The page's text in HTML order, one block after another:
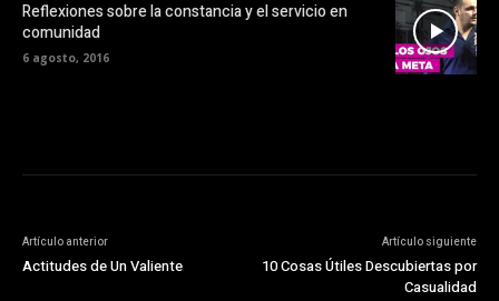
Reflexiones sobre la constancia y el servicio en
comunidad
6 agosto, 2016
Artículo anterior
Actitudes de Un Valiente
Artículo siguiente
10 Cosas Útiles Descubiertas por
Casualidad